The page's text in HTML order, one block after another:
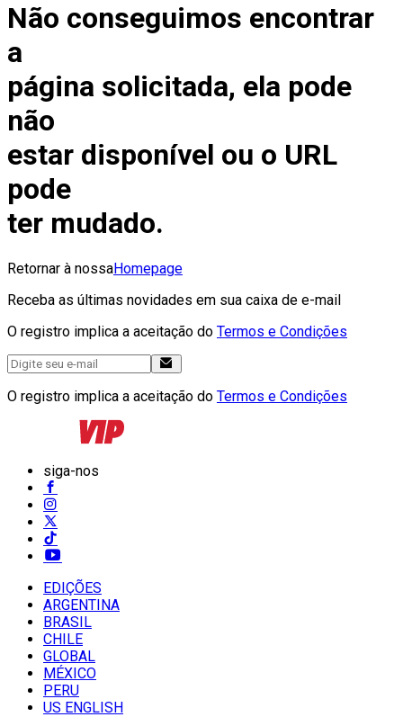
Não conseguimos encontrar
a
página solicitada, ela pode
não
estar disponível ou o URL
pode
ter mudado.
Retornar à nossaHomepage
Receba as últimas novidades em sua caixa de e-mail
O registro implica a aceitação do Termos e Condições
O registro implica a aceitação do Termos e Condições
siga-nos
EDIÇÕES
ARGENTINA
BRASIL
CHILE
GLOBAL
MÉXICO
PERU
US ENGLISH